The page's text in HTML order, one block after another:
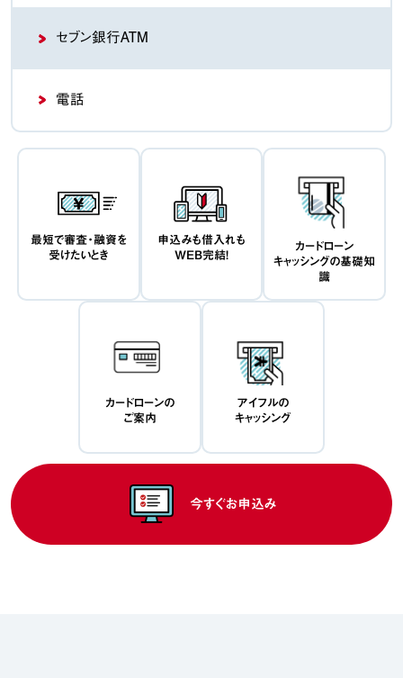
セブン銀行ATM
電話
最短で審査・融資を
受けたいとき
申込みも借入れも
WEB完結！
カードローン
キャッシングの基礎知
識
カードローンの
ご案内
アイフルの
キャッシング
今すぐお申込み